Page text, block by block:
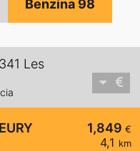
Benzina 98
Les
1,849 €
4,1 km